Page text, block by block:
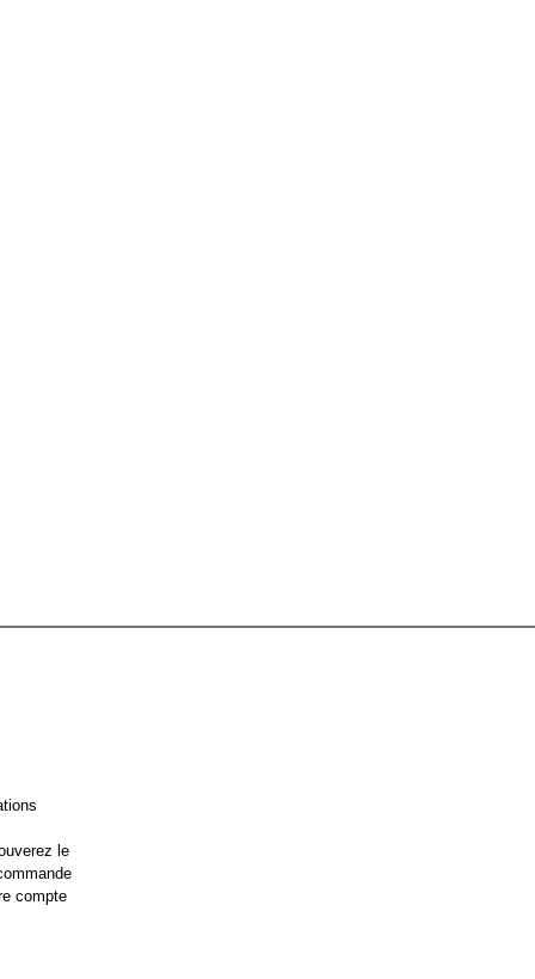
le
compte